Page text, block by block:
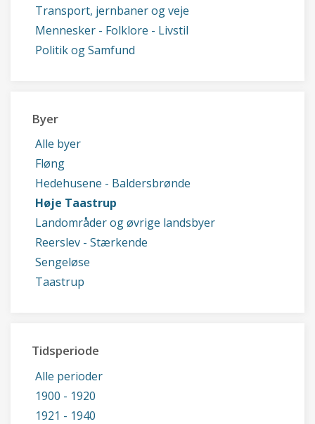
Transport, jernbaner og veje
Mennesker - Folklore - Livstil
Politik og Samfund
Byer
Alle byer
Fløng
Hedehusene - Baldersbrønde
Høje Taastrup
Landområder og øvrige landsbyer
Reerslev - Stærkende
Sengeløse
Taastrup
Tidsperiode
Alle perioder
1900 - 1920
1921 - 1940